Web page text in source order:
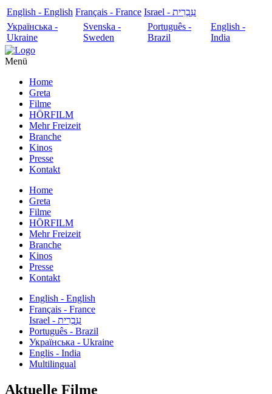
English - English Français - France
עִבְרִית - Israel
Українська -
Ukraine
Svenska -
Sweden
Português -
Brazil
English -
India
Menü
Home
Greta
Filme
HÖRFILM
Mehr Freizeit
Branche
Kinos
Presse
Kontakt
Home
Greta
Filme
HÖRFILM
Mehr Freizeit
Branche
Kinos
Presse
Kontakt
English - English
Français - France
עִבְרִית - Israel
Português - Brazil
Українська - Ukraine
Englis - India
Multilingual
Aktuelle Filme